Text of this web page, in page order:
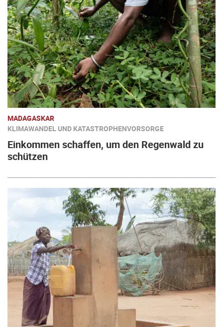
MADAGASKAR
KLIMAWANDEL UND KATASTROPHENVORSORGE
Einkommen schaffen, um den Regenwald zu
schützen